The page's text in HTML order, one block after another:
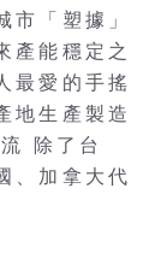
市「塑據」
產能穩定之
最愛的手搖
地生產製造
除了台
、加拿大代